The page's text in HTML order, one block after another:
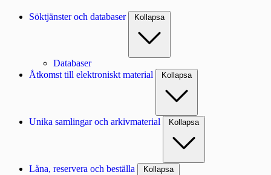
Söktjänster och databaser Kollapsa
Databaser
Åtkomst till elektroniskt material
Kollapsa
Unika samlingar och arkivmaterial Kollapsa
Låna, reservera och beställa Kollapsa